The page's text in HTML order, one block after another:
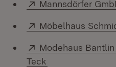
Extern:
Mannsdörfer
Extern:
Möbelhaus
Extern:
Modehaus
Teck